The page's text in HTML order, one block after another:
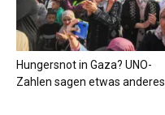
Hungersnot in Gaza? UNO-
Zahlen sagen etwas anderes